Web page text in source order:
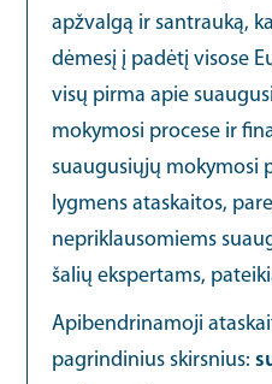
apžvalgą ir santrauką,
dėmesį į padėtį visose
visų pirma apie
mokymosi procese ir
suaugusiųjų mokymosi
lygmens ataskaitos,
nepriklausomiems
šalių ekspertams,
Apibendrinamoji
pagrindinius skirsnius: